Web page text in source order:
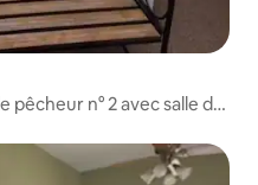
pêcheur n° 2 avec salle de